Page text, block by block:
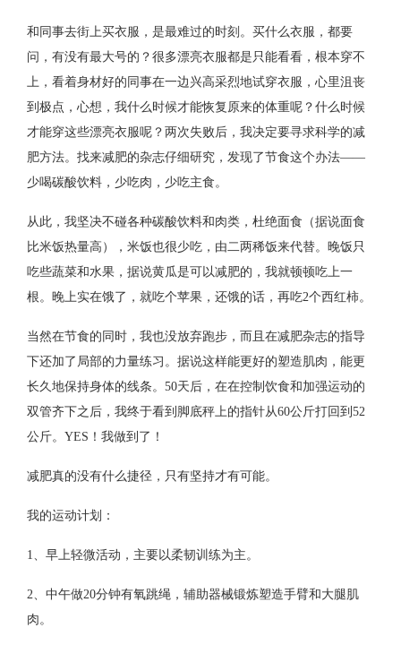
和同事去街上买衣服，是最难过的时刻。买什么衣服，都要
问，有没有最大号的？很多漂亮衣服都是只能看看，根本穿不
上，看着身材好的同事在一边兴高采烈地试穿衣服，心里沮丧
到极点，心想，我什么时候才能恢复原来的体重呢？什么时候
才能穿这些漂亮衣服呢？两次失败后，我决定要寻求科学的减
肥方法。找来减肥的杂志仔细研究，发现了节食这个办法——
少喝碳酸饮料，少吃肉，少吃主食。
从此，我坚决不碰各种碳酸饮料和肉类，杜绝面食（据说面食
比米饭热量高），米饭也很少吃，由二两稀饭来代替。晚饭只
吃些蔬菜和水果，据说黄瓜是可以减肥的，我就顿顿吃上一
根。晚上实在饿了，就吃个苹果，还饿的话，再吃2个西红柿。
当然在节食的同时，我也没放弃跑步，而且在减肥杂志的指导
下还加了局部的力量练习。据说这样能更好的塑造肌肉，能更
长久地保持身体的线条。50天后，在在控制饮食和加强运动的
双管齐下之后，我终于看到脚底秤上的指针从60公斤打回到52
公斤。YES！我做到了！
减肥真的没有什么捷径，只有坚持才有可能。
我的运动计划：
1、早上轻微活动，主要以柔韧训练为主。
2、中午做20分钟有氧跳绳，辅助器械锻炼塑造手臂和大腿肌
肉。